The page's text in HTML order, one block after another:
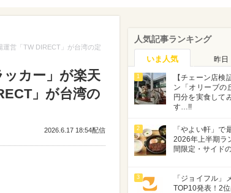
営「TW DIRECT」が台湾の定
カー」が楽天
」が台湾の
2026.6.17 18:54配信
人気記事ランキング
いま人気 昨日
1
【チェーン店検
ン「オリーブの
円分を実食して
す…!!
2
「やよい軒」で
2026年上半期ラ
間限定・サイド
3
「ジョイフル」
TOP10発表！2